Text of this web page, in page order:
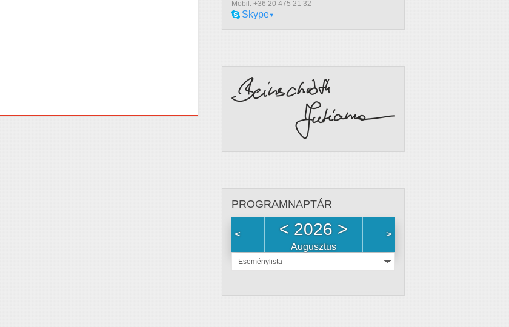
Mobil: +36 20 475 21 32
Skype▾
PROGRAMNAPTÁR
< < 2026 >
Augusztus
>
Eseménylista